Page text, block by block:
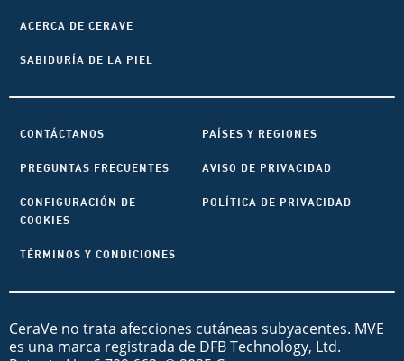
ACERCA DE CERAVE
SABIDURÍA DE LA PIEL
CONTÁCTANOS PAÍSES Y REGIONES
PREGUNTAS FRECUENTES AVISO DE PRIVACIDAD
CONFIGURACIÓN DE
COOKIES
POLÍTICA DE PRIVACIDAD
TÉRMINOS Y CONDICIONES
CeraVe no trata afecciones cutáneas subyacentes. MVE
es una marca registrada de DFB Technology, Ltd.